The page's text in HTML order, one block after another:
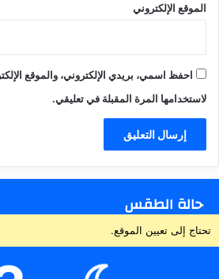
الموقع الإلكتروني
احفظ اسمي، بريدي الإلكتروني، والموقع
لاستخدامها المرة المقبلة في تعليقي.
حالة الطقس
تحتاج إلى تعيين الموقع.